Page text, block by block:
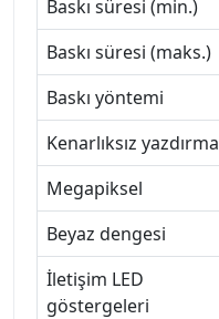
Baskı süresi (min.)
Baskı süresi (maks.)
Baskı yöntemi
Kenarlıksız yazdırma
Megapiksel
Beyaz dengesi
İletişim LED
göstergeleri